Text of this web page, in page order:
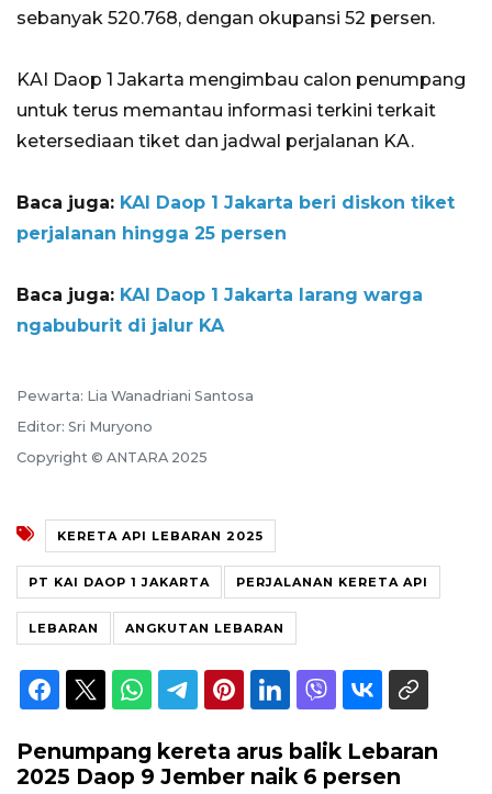
sebanyak 520.768, dengan okupansi 52 persen.
KAI Daop 1 Jakarta mengimbau calon penumpang
untuk terus memantau informasi terkini terkait
ketersediaan tiket dan jadwal perjalanan KA.
Baca juga: KAI Daop 1 Jakarta beri diskon tiket
perjalanan hingga 25 persen
Baca juga: KAI Daop 1 Jakarta larang warga
ngabuburit di jalur KA
Pewarta: Lia Wanadriani Santosa
Editor: Sri Muryono
Copyright © ANTARA 2025
KERETA API LEBARAN 2025
PT KAI DAOP 1 JAKARTA PERJALANAN KERETA API
LEBARAN ANGKUTAN LEBARAN
Penumpang kereta arus balik Lebaran
2025 Daop 9 Jember naik 6 persen